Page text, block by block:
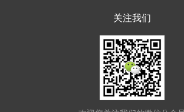
关注我们